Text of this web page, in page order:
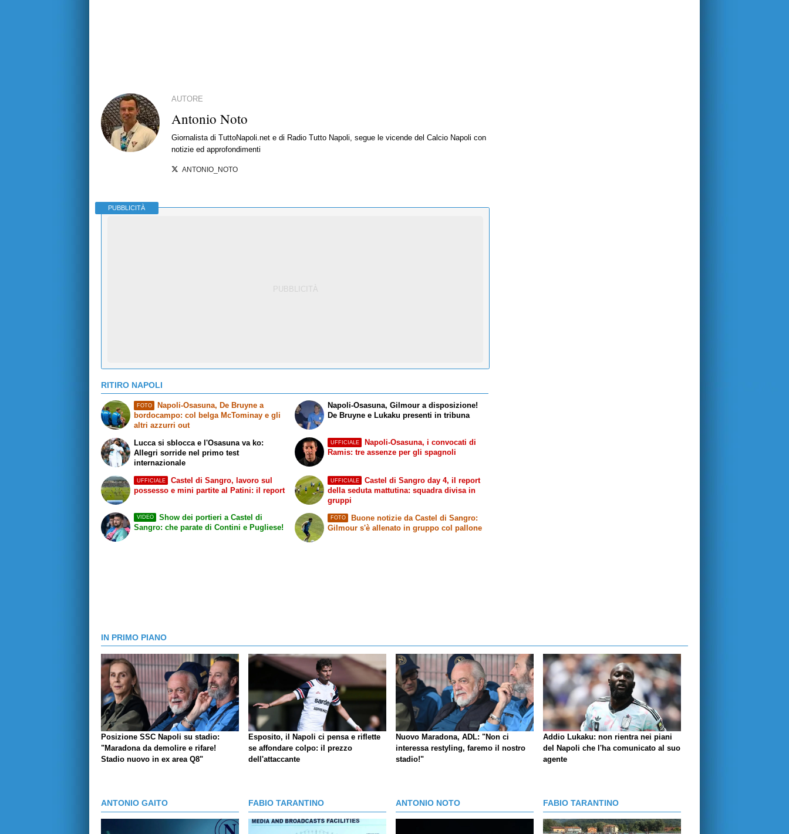
AUTORE
Antonio Noto
Giornalista di TuttoNapoli.net e di Radio Tutto Napoli, segue le vicende del Calcio Napoli con
notizie ed approfondimenti
ANTONIO_NOTO
PUBBLICITÀ
RITIRO NAPOLI
FOTO
Napoli-Osasuna, De Bruyne a
bordocampo: col belga McTominay e gli
altri azzurri out
Lucca si sblocca e l'Osasuna va ko:
Allegri sorride nel primo test
internazionale
Napoli-Osasuna, Gilmour a disposizione!
De Bruyne e Lukaku presenti in tribuna
UFFICIALE
Napoli-Osasuna, i convocati di
Ramis: tre assenze per gli spagnoli
UFFICIALE
Castel di Sangro, lavoro sul
possesso e mini partite al Patini: il report
VIDEO
Show dei portieri a Castel di
Sangro: che parate di Contini e Pugliese!
UFFICIALE
Castel di Sangro day 4, il report
della seduta mattutina: squadra divisa in
gruppi
FOTO
Buone notizie da Castel di Sangro:
Gilmour s'è allenato in gruppo col pallone
IN PRIMO PIANO
Posizione SSC Napoli su stadio:
"Maradona da demolire e rifare!
Stadio nuovo in ex area Q8"
Esposito, il Napoli ci pensa e riflette
se affondare colpo: il prezzo
dell'attaccante
Nuovo Maradona, ADL: "Non ci
interessa restyling, faremo il nostro
stadio!"
Addio Lukaku: non rientra nei piani
del Napoli che l'ha comunicato al suo
agente
ANTONIO GAITO FABIO TARANTINO ANTONIO NOTO FABIO TARANTINO